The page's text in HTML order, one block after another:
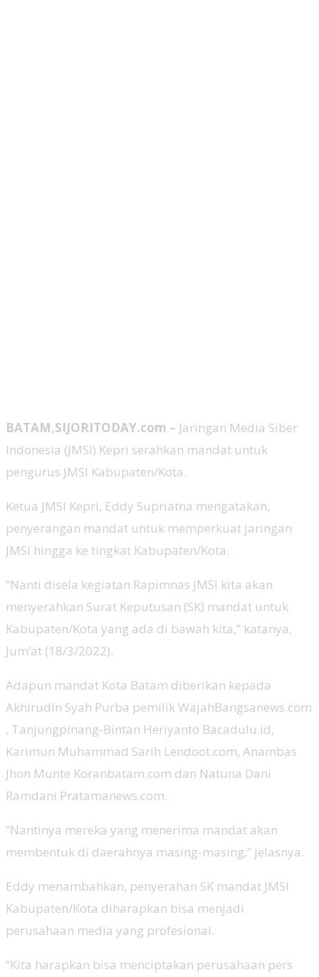
BATAM,SIJORITODAY.com – Jaringan Media Siber
Indonesia (JMSI) Kepri serahkan mandat untuk
pengurus JMSI Kabupaten/Kota.
Ketua JMSI Kepri, Eddy Supriatna mengatakan,
penyerangan mandat untuk memperkuat jaringan
JMSI hingga ke tingkat Kabupaten/Kota.
“Nanti disela kegiatan Rapimnas JMSI kita akan
menyerahkan Surat Keputusan (SK) mandat untuk
Kabupaten/Kota yang ada di bawah kita,” katanya,
Jum’at (18/3/2022).
Adapun mandat Kota Batam diberikan kepada
Akhirudin Syah Purba pemilik WajahBangsanews.com
, Tanjungpinang-Bintan Heriyanto Bacadulu.id,
Karimun Muhammad Sarih Lendoot.com, Anambas
Jhon Munte Koranbatam.com dan Natuna Dani
Ramdani Pratamanews.com.
“Nantinya mereka yang menerima mandat akan
membentuk di daerahnya masing-masing,” jelasnya.
Eddy menambahkan, penyerahan SK mandat JMSI
Kabupaten/Kota diharapkan bisa menjadi
perusahaan media yang profesional.
“Kita harapkan bisa menciptakan perusahaan pers